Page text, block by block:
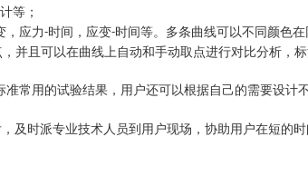
等；
，应力-时间，应变-时间等。多条曲线可以不同颜色
并且可以在曲线上自动和手动取点进行对比分析，
准常用的试验结果，用户还可以根据自己的需要设计
及时派专业技术人员到用户现场，协助用户在短的